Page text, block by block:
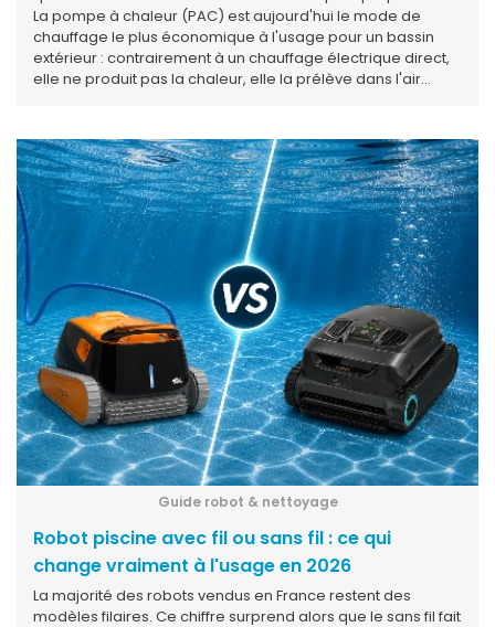
La pompe à chaleur (PAC) est aujourd'hui le mode de
chauffage le plus économique à l'usage pour un bassin
extérieur : contrairement à un chauffage électrique direct,
elle ne produit pas la chaleur, elle la prélève dans l'air
seulement 20 % de votre compteur électrique. Ce
rendement exceptionnel se traduit par un coefficient de
performance (COP) supérieur à 3, voire à 5 sur les
meilleurs modèles. Mais estimer sa consommation réelle
n'est pas aussi simple qu'il y paraît : la taille du bassin, la
région d'installation, la présence ou non d'une couverture,
l'exposition au vent, la température visée, l'usage hivernal
ou saisonnier… chacun de ces paramètres peut faire varier
la facture dans des proportions considérables. Ce guide
explique comment fonctionne le calcul, quels facteurs
pèsent le plus lourd, et comment agir concrètement pour
garder la maîtrise de son budget chauffage.
Guide robot & nettoyage
Robot piscine avec fil ou sans fil : ce qui
change vraiment à l'usage en 2026
La majorité des robots vendus en France restent des
modèles filaires. Ce chiffre surprend alors que le sans fil fait